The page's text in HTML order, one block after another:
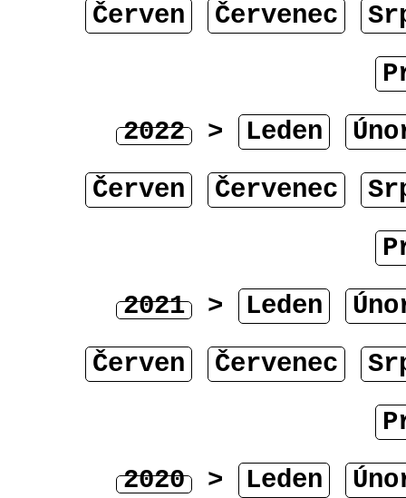
Červen
Červenec
2022 > Leden
Červen
Červenec
2021 > Leden
Červen
Červenec
2020 > Leden